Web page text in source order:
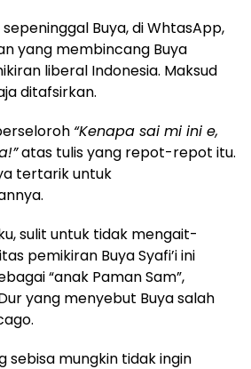
Buya, di WhtasApp,
yang membincang Buya
liberal Indonesia. Maksud
ditafsirkan.
“Kenapa sai mi ini e,
atas tulis yang repot-repot itu.
tertarik untuk
sulit untuk tidak mengait-
pemikiran Buya Syafi’i ini
“anak Paman Sam”,
yang menyebut Buya salah
sebisa mungkin tidak ingin